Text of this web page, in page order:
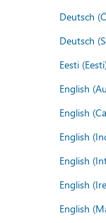
Deutsch
Deutsch
Eesti
English
English
English
English
English
English